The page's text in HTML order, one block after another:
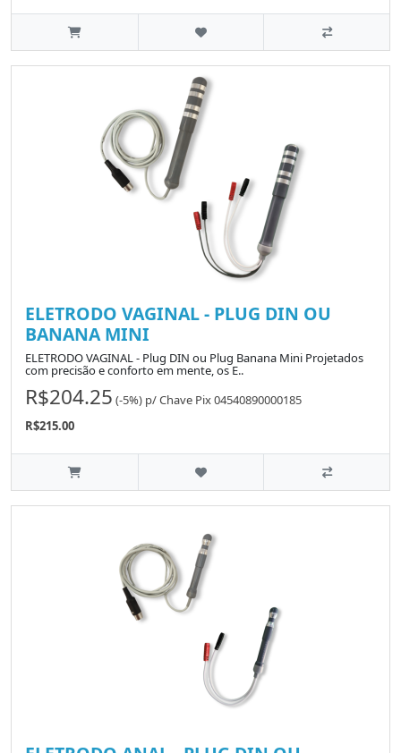
ELETRODO VAGINAL - PLUG DIN OU
BANANA MINI
ELETRODO VAGINAL - Plug DIN ou Plug Banana Mini Projetados
com precisão e conforto em mente, os E..
R$204.25 (-5%) p/Chave Pix 04540890000185
R$215.00